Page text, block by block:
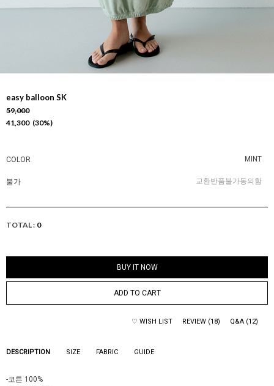
easy balloon SK
59,000
41,300 30%
COLOR MINT
불가 교환반품불가동의함
TOTAL : 0
BUY IT NOW
ADD TO CART
♡ WISH LIST REVIEW (18) Q&A (12)
DESCRIPTION SIZE FABRIC GUIDE
-코튼 100%